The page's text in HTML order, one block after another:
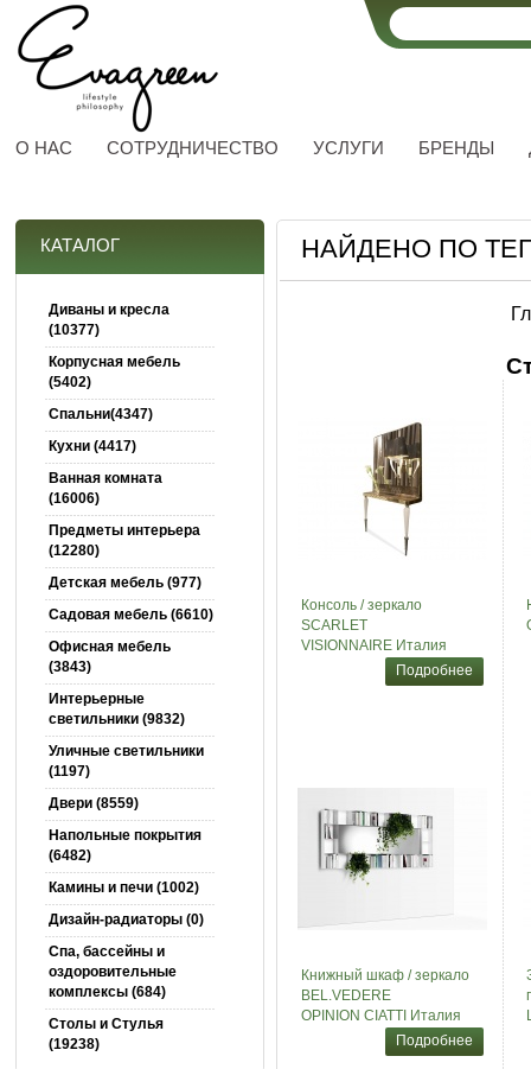
О НАС СОТРУДНИЧЕСТВО УСЛУГИ БРЕНДЫ
КАТАЛОГ
Диваны и кресла
(10377)
Корпусная мебель
(5402)
Спальни(4347)
Кухни (4417)
Ванная комната
(16006)
Предметы интерьера
(12280)
Детская мебель (977)
Садовая мебель (6610)
Офисная мебель
(3843)
Интерьерные
светильники (9832)
Уличные светильники
(1197)
Двери (8559)
Напольные покрытия
(6482)
Камины и печи (1002)
Дизайн-радиаторы (0)
Спа, бассейны и
оздоровительные
комплексы (684)
Столы и Cтулья
(19238)
НАЙДЕНО ПО
Консоль / зеркало
SCARLET
VISIONNAIRE Италия
Подробнее
Книжный шкаф / зеркало
BEL.VEDERE
OPINION CIATTI Италия
Подробнее